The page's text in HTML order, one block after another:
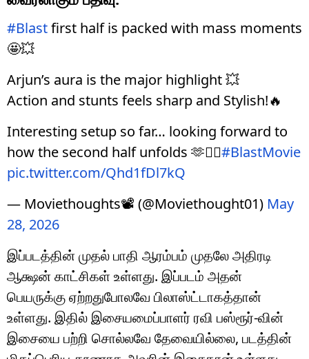
#Blastfirst half is packed with mass moments
🤩💥
Arjun’s aura is the major highlight 💥
Action and stunts feels sharp and Stylish!🔥
Interesting setup so far… looking forward to
how the second half unfolds 🫶❤️‍🔥#BlastMovie
pic.twitter.com/Qhd1fDl7kQ
— Moviethoughts📽 (@Moviethought01) May
28, 2026
இப்படத்தின் முதல் பாதி ஆரம்பம் முதலே அதிரடி
ஆக்ஷன் காட்சிகள் உள்ளது. இப்படம் அதன்
பெயருக்கு ஏற்றதுபோலவே பிலாஸ்ட்டாகத்தான்
உள்ளது. இதில் இசையமைப்பாளர் ரவி பஸ்ரூர்-வின்
இசையை பற்றி சொல்லவே தேவையில்லை, படத்தின்